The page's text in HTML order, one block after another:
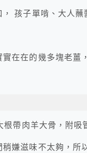
孩子單啃、大人蘸
在在的幾多塊老薑
根帶肉羊大骨，附吸
嫌滋味不太夠，所